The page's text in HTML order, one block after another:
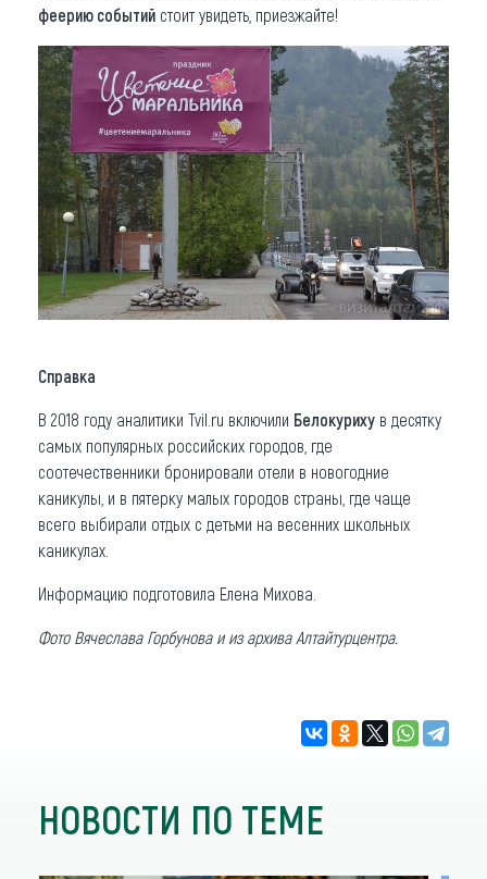
феерию событий стоит увидеть, приезжайте!
Справка
В 2018 году аналитики Tvil.ru включили Белокуриху в десятку
самых популярных российских городов, где
соотечественники бронировали отели в новогодние
каникулы, и в пятерку малых городов страны, где чаще
всего выбирали отдых с детьми на весенних школьных
каникулах.
Информацию подготовила Елена Михова.
Фото Вячеслава Горбунова и из архива Алтайтурцентра.
НОВОСТИ ПО ТЕМЕ